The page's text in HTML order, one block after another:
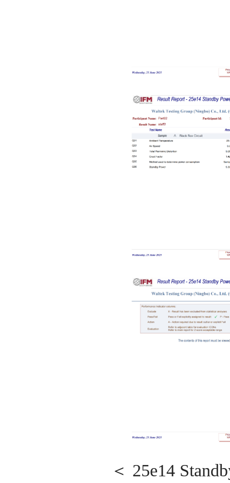
＜ 25e14